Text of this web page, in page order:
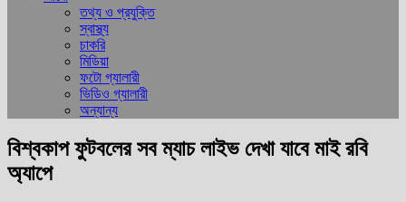
তথ্য ও প্রযুক্তি
স্বাস্থ্য
চাকরি
মিডিয়া
ফটো গ্যালারী
ভিডিও গ্যালারী
অন্যান্য
বিশ্বকাপ ফুটবলের সব ম্যাচ লাইভ দেখা যাবে মাই রবি
অ্যাপে